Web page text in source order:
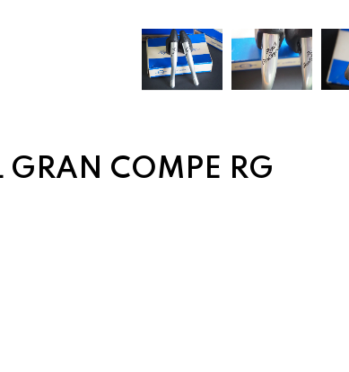
GRAN COMPE RG